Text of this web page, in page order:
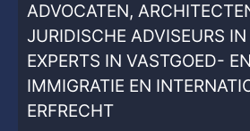
ADVOCATEN,
JURIDISCHE ADVISEURS
EXPERTS IN VASTGOED-
IMMIGRATIE EN
ERFRECHT